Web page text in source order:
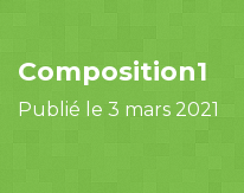
Composition1
Publié le 3 mars 2021